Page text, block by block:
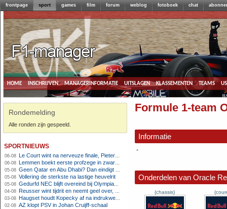
frontpage sport games film forum weblog fotoboek chat
home inschrijven managerinformatie uitslagen klassementen teams
Rondemelding
Alle ronden zijn gespeeld.
sportnieuws
06-08 Le Court wint na nerveuze finale, Pieterse derde
06-08 Lemmen boekt eerste profzege in zware Ronde van Polen-rit
05-08 Geen Qatar en Abu Dhabi? Dan eindigt Formule 1-seizoen mogelijk in Europa
05-08 Vollering de sterkste na lastige heuvelrit
05-08 Gedurfd NEC blijft overeind bij Olympiakos
04-08 Reusser wint tijdrit en neemt geel over, Nooijen knap tweede
03-08 Haugset houdt Kopecky af na indrukwekkende solo van 86 kilometer
02-08 AZ klopt PSV in Johan Cruijff-schaal
Formule 1-team
Informatie
-
Onderdelen van Oracle
(chassis)